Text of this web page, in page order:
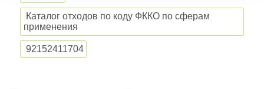
Каталог отходов по коду ФККО по сферам
применения
92152411704